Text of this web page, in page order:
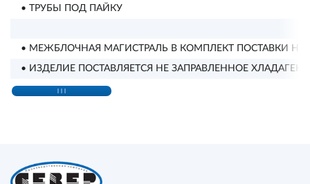
• ТРУБЫ ПОД ПАЙКУ
• МЕЖБЛОЧНАЯ МАГИСТРАЛЬ В КОМПЛЕКТ ПОСТАВКИ НЕ
• ИЗДЕЛИЕ ПОСТАВЛЯЕТСЯ НЕ ЗАПРАВЛЕННОЕ